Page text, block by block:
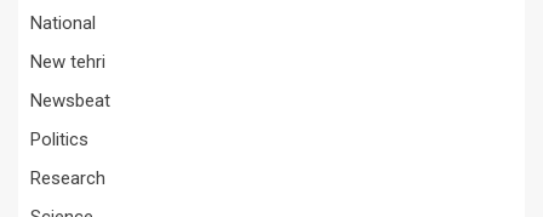
National
New tehri
Newsbeat
Politics
Research